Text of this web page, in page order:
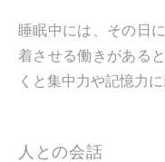
睡眠中には、その日
着させる働きがある
くと集中力や記憶力
人との会話